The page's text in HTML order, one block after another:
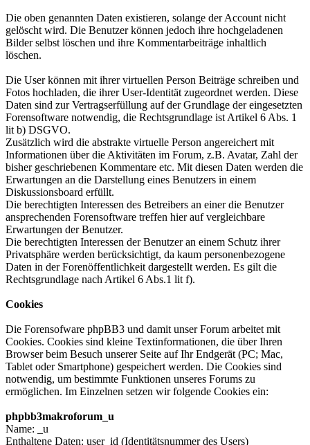
Die oben genannten Daten existieren, solange der Account nicht
gelöscht wird. Die Benutzer können jedoch ihre hochgeladenen
Bilder selbst löschen und ihre Kommentarbeiträge inhaltlich
löschen.
Die User können mit ihrer virtuellen Person Beiträge schreiben und
Fotos hochladen, die ihrer User-Identität zugeordnet werden. Diese
Daten sind zur Vertragserfüllung auf der Grundlage der eingesetzten
Forensoftware notwendig, die Rechtsgrundlage ist Artikel 6 Abs. 1
lit b) DSGVO.
Zusätzlich wird die abstrakte virtuelle Person angereichert mit
Informationen über die Aktivitäten im Forum, z.B. Avatar, Zahl der
bisher geschriebenen Kommentare etc. Mit diesen Daten werden die
Erwartungen an die Darstellung eines Benutzers in einem
Diskussionsboard erfüllt.
Die berechtigten Interessen des Betreibers an einer die Benutzer
ansprechenden Forensoftware treffen hier auf vergleichbare
Erwartungen der Benutzer.
Die berechtigten Interessen der Benutzer an einem Schutz ihrer
Privatsphäre werden berücksichtigt, da kaum personenbezogene
Daten in der Forenöffentlichkeit dargestellt werden. Es gilt die
Rechtsgrundlage nach Artikel 6 Abs.1 lit f).
Cookies
Die Forensofware phpBB3 und damit unser Forum arbeitet mit
Cookies. Cookies sind kleine Textinformationen, die über Ihren
Browser beim Besuch unserer Seite auf Ihr Endgerät (PC; Mac,
Tablet oder Smartphone) gespeichert werden. Die Cookies sind
notwendig, um bestimmte Funktionen unseres Forums zu
ermöglichen. Im Einzelnen setzen wir folgende Cookies ein:
phpbb3makroforum_u
Name: _u
Enthaltene Daten: user_id (Identitätsnummer des Users)